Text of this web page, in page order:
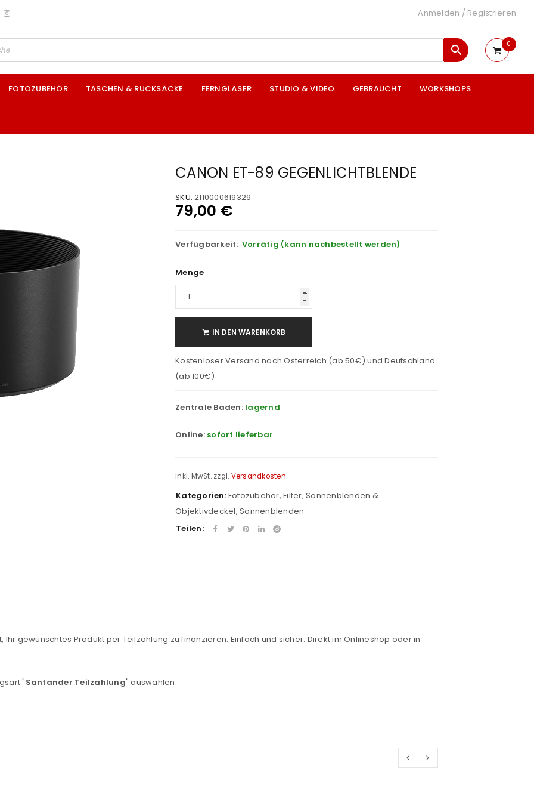
Anmelden / Registrieren
0
FOTOZUBEHÖR TASCHEN & RUCKSÄCKE FERNGLÄSER STUDIO & VIDEO GEBRAUCHT WORKSHOPS
CANON ET-89 GEGENLICHTBLENDE
SKU: 2110000619329
79,00 €
Verfügbarkeit: Vorrätig (kann nachbestellt werden)
Menge
IN DEN WARENKORB
Kostenloser Versand nach Österreich (ab 50€) und Deutschland
(ab 100€)
Zentrale Baden: lagernd
Online: sofort lieferbar
inkl. MwSt. zzgl. Versandkosten
Kategorien:Fotozubehör, Filter, Sonnenblenden &
Objektivdeckel, Sonnenblenden
Teilen:
gewünschtes Produkt per Teilzahlung zu finanzieren. Einfach und sicher. Direkt im Onlineshop oder in
"Santander Teilzahlung" auswählen.